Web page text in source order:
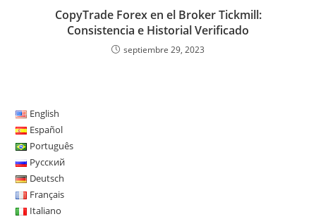
CopyTrade Forex en el Broker Tickmill:
Consistencia e Historial Verificado
septiembre 29, 2023
English
Español
Português
Русский
Deutsch
Français
Italiano